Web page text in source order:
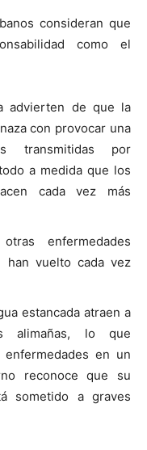
consideran que
como el
advierten de que la
con provocar una
transmitidas por
a medida que los
cada vez más
enfermedades
han vuelto cada vez
estancada atraen a
alimañas, lo que
enfermedades en un
reconoce que su
sometido a graves